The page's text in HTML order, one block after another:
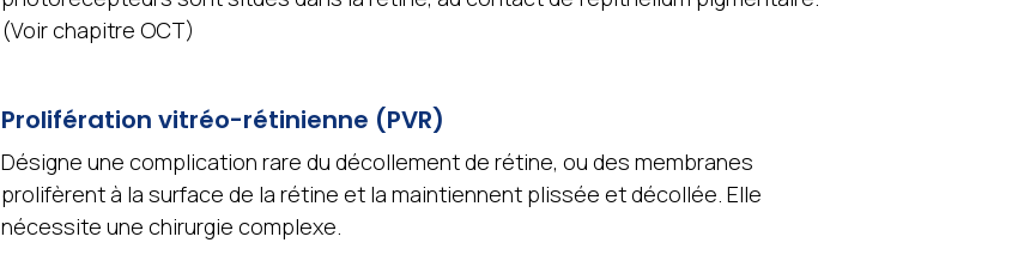
(Voir chapitre OCT)
Prolifération vitréo-rétinienne (PVR)
Désigne une complication rare du décollement de rétine, ou des membranes
prolifèrent à la surface de la rétine et la maintiennent plissée et décollée. Elle
nécessite une chirurgie complexe.